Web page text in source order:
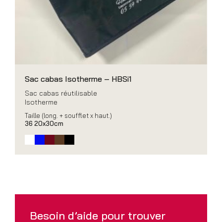
Sac cabas Isotherme – HBSi1
Sac cabas réutilisable
Isotherme
Taille (long. + soufflet x haut.)
36 20x30cm
Besoin d’aide pour trouver